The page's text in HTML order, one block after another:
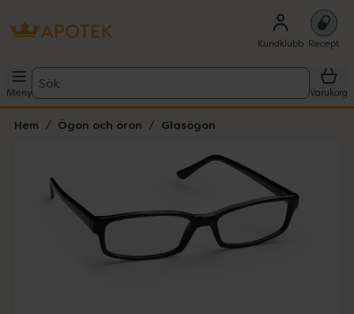
Kundklubb Recept
Meny
Sök
Varukorg
Hem Ögon och öron Glasögon
Lista: . Innehåller 1 objekt.